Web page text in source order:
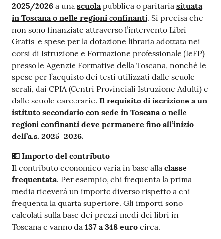
2025/2026 a una scuola pubblica o paritaria situata
in Toscana o nelle regioni confinanti. Si precisa che
non sono finanziate attraverso l’intervento Libri
Gratis le spese per la dotazione libraria adottata nei
corsi di Istruzione e Formazione professionale (IeFP)
presso le Agenzie Formative della Toscana, nonché le
spese per l’acquisto dei testi utilizzati dalle scuole
serali, dai CPIA (Centri Provinciali Istruzione Adulti) e
dalle scuole carcerarie. Il requisito di iscrizione a un
istituto secondario con sede in Toscana o nelle
regioni confinanti deve permanere fino all’inizio
dell’a.s. 2025-2026.
💶 Importo del contributo
Il contributo economico varia in base alla classe
frequentata. Per esempio, chi frequenta la prima
media riceverà un importo diverso rispetto a chi
frequenta la quarta superiore. Gli importi sono
calcolati sulla base dei prezzi medi dei libri in
Toscana e vanno da 137 a 348 euro circa.